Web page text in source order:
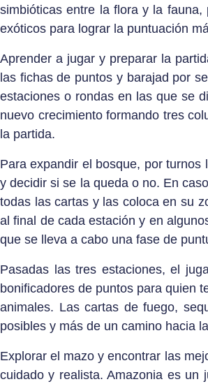
simbióticas entre la flora y la
exóticos para lograr la puntuación
Aprender a jugar y preparar la
las fichas de puntos y barajad por
estaciones o rondas en las que se
nuevo crecimiento formando tres
la partida.
Para expandir el bosque, por
y decidir si se la queda o no. En
todas las cartas y las coloca en su
al final de cada estación y en
que se lleva a cabo una fase de
Pasadas las tres estaciones, el
bonificadores de puntos para quien
animales. Las cartas de fuego,
posibles y más de un camino hacia
Explorar el mazo y encontrar las
cuidado y realista. Amazonia es un